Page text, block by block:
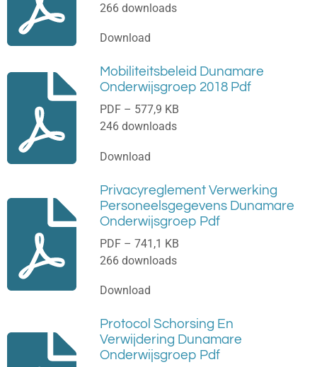
266 downloads
Download
Mobiliteitsbeleid Dunamare
Onderwijsgroep 2018 Pdf
PDF – 577,9 KB
246 downloads
Download
Privacyreglement Verwerking
Personeelsgegevens Dunamare
Onderwijsgroep Pdf
PDF – 741,1 KB
266 downloads
Download
Protocol Schorsing En
Verwijdering Dunamare
Onderwijsgroep Pdf